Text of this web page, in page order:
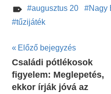
augusztus 20 Nagy
tűzijáték
Bejegyzés
navigáció
Előző bejegyzés
Családi pótlékosok
figyelem: Meglepetés,
ekkor írják jóvá az